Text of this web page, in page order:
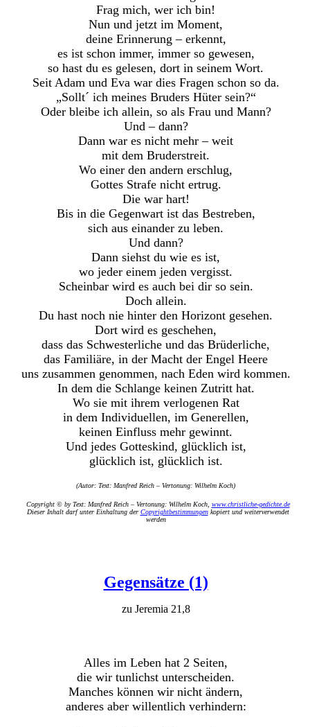
Frag mich, wer ich bin!
Nun und jetzt im Moment,
deine Erinnerung – erkennt,
es ist schon immer, immer so gewesen,
so hast du es gelesen, dort in seinem Wort.
Seit Adam und Eva war dies Fragen schon so da.
„Sollt´ ich meines Bruders Hüter sein?“
Oder bleibe ich allein, so als Frau und Mann?
Und – dann?
Dann war es nicht mehr – weit
mit dem Bruderstreit.
Wo einer den andern erschlug,
Gottes Strafe nicht ertrug.
Die war hart!
Bis in die Gegenwart ist das Bestreben,
sich aus einander zu leben.
Und dann?
Dann siehst du wie es ist,
wo jeder einem jeden vergisst.
Scheinbar wird es auch bei dir so sein.
Doch allein.
Du hast noch nie hinter den Horizont gesehen.
Dort wird es geschehen,
dass das Schwesterliche und das Brüderliche,
das Familiäre, in der Macht der Engel Heere
uns zusammen genommen, nach Eden wird kommen.
In dem die Schlange keinen Zutritt hat.
Wo sie mit ihrem verlogenen Rat
in dem Individuellen, im Generellen,
keinen Einfluss mehr gewinnt.
Und jedes Gotteskind, glücklich ist,
glücklich ist, glücklich ist.
(Autor: Text: Manfred Reich – Vertonung: Wilhelm Koch)
Copyright © by Text: Manfred Reich – Vertonung: Wilhelm Koch, www.christliche-gedichte.de
Dieser Inhalt darf unter Einhaltung der Copyrightbestimmungenkopiert und weiterverwendet
werden
Gegensätze (1)
zu Jeremia 21,8
Alles im Leben hat 2 Seiten,
die wir tunlichst unterscheiden.
Manches können wir nicht ändern,
anderes aber willentlich verhindern: